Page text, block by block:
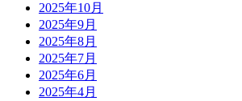
2025年10月
2025年9月
2025年8月
2025年7月
2025年6月
2025年4月